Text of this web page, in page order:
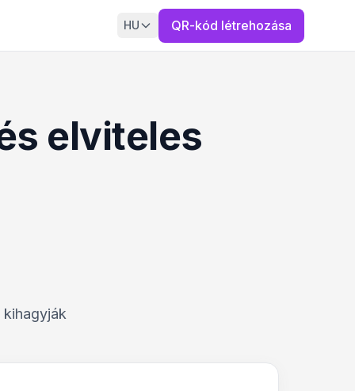
HU QR-kód létrehozása
elviteles
kihagyják